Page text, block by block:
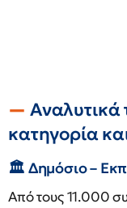
Αναλυτικά
κατηγορία
🏛 Δημόσιο –
Από τους 11.000